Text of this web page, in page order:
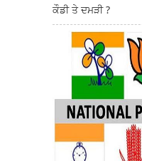
ਕੌਡੀ ਤੇ ਦਮੜੀ ?